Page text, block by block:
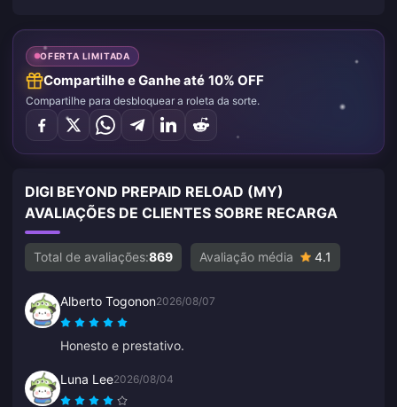
OFERTA LIMITADA
Compartilhe e Ganhe até 10% OFF
Compartilhe para desbloquear a roleta da sorte.
DIGI BEYOND PREPAID RELOAD (MY)
AVALIAÇÕES DE CLIENTES SOBRE RECARGA
Total de avaliações:869 Avaliação média 4.1
Alberto Togonon2026/08/07
Honesto e prestativo.
Luna Lee2026/08/04